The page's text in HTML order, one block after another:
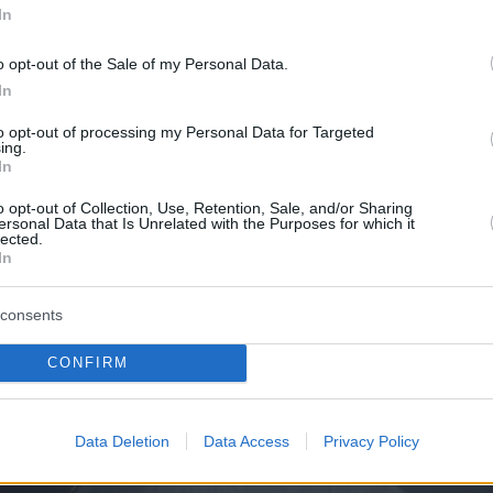
opt-out of the Sale of my Personal Data.
opt-out of processing my Personal Data for Targeted
opt-out of Collection, Use, Retention, Sale, and/or Sharing
Data that Is Unrelated with the Purposes for which it
CONFIRM
Data Deletion Data Access Privacy Policy
οι αστυνομικοί της Τροχαίας Θεσσαλονίκης
το όχημα να κινείται με ταχύτητα 178 χλμ/
- Μουδανιών, υπερβαίνοντας
επιτρεπόμενο όριο των 90 χλμ/ώρα.